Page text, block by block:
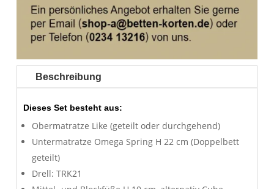
Beschreibung
Dieses Set besteht aus:
Obermatratze Like (geteilt oder durchgehend)
Untermatratze Omega Spring H 22 cm (Doppelbett
geteilt)
Drell: TRK21